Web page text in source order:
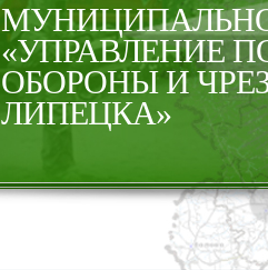
«УПРАВЛЕНИЕ
ОБОРОНЫ И
ЛИПЕЦКА»